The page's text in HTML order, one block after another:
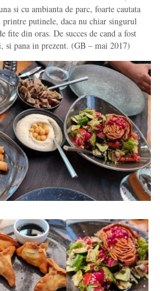
si cu ambianta de parc, foarte cautata
putinele, daca nu chiar singurul
fite din oras. De succes de cand a fost
si pana in prezent. (GB – mai 2017)